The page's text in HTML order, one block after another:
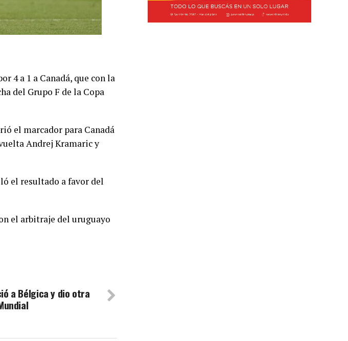
4 a 1 a Canadá, que con la
del Grupo F de la Copa
el marcador para Canadá
Andrej Kramaric y
el resultado a favor del
el arbitraje del uruguayo
a Bélgica y dio otra